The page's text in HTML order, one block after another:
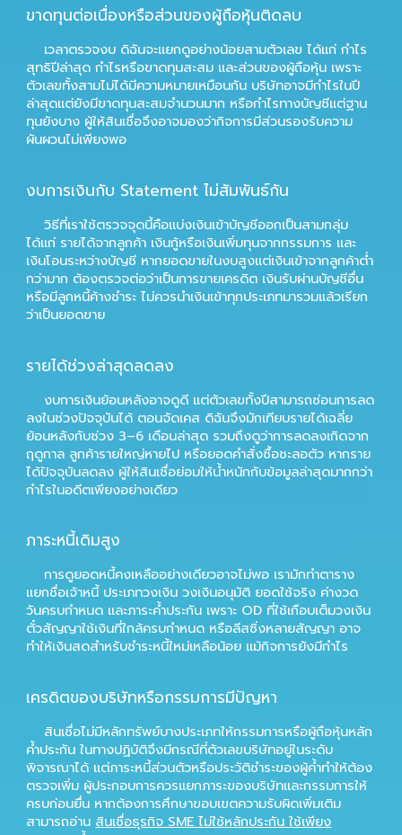
ขาดทุนต่อเนื่องหรือส่วนของผู้ถือหุ้นติดลบ
เวลาตรวจงบ ดิฉันจะแยกดูอย่างน้อยสามตัวเลข ได้แก่ กำไร
สุทธิปีล่าสุด กำไรหรือขาดทุนสะสม และส่วนของผู้ถือหุ้น เพราะ
ตัวเลขทั้งสามไม่ได้มีความหมายเหมือนกัน บริษัทอาจมีกำไรในปี
ล่าสุดแต่ยังมีขาดทุนสะสมจำนวนมาก หรือกำไรทางบัญชีแต่ฐาน
ทุนยังบาง ผู้ให้สินเชื่อจึงอาจมองว่ากิจการมีส่วนรองรับความ
ผันผวนไม่เพียงพอ
งบการเงินกับ Statement ไม่สัมพันธ์กัน
วิธีที่เราใช้ตรวจจุดนี้คือแบ่งเงินเข้าบัญชีออกเป็นสามกลุ่ม
ได้แก่ รายได้จากลูกค้า เงินกู้หรือเงินเพิ่มทุนจากกรรมการ และ
เงินโอนระหว่างบัญชี หากยอดขายในงบสูงแต่เงินเข้าจากลูกค้าต่ำ
กว่ามาก ต้องตรวจต่อว่าเป็นการขายเครดิต เงินรับผ่านบัญชีอื่น
หรือมีลูกหนี้ค้างชำระ ไม่ควรนำเงินเข้าทุกประเภทมารวมแล้วเรียก
ว่าเป็นยอดขาย
รายได้ช่วงล่าสุดลดลง
งบการเงินย้อนหลังอาจดูดี แต่ตัวเลขทั้งปีสามารถซ่อนการลด
ลงในช่วงปัจจุบันได้ ตอนจัดเคส ดิฉันจึงมักเทียบรายได้เฉลี่ย
ย้อนหลังกับช่วง 3–6 เดือนล่าสุด รวมถึงดูว่าการลดลงเกิดจาก
ฤดูกาล ลูกค้ารายใหญ่หายไป หรือยอดคำสั่งซื้อชะลอตัว หากราย
ได้ปัจจุบันลดลง ผู้ให้สินเชื่อย่อมให้น้ำหนักกับข้อมูลล่าสุดมากกว่า
กำไรในอดีตเพียงอย่างเดียว
ภาระหนี้เดิมสูง
การดูยอดหนี้คงเหลืออย่างเดียวอาจไม่พอ เรามักทำตาราง
แยกชื่อเจ้าหนี้ ประเภทวงเงิน วงเงินอนุมัติ ยอดใช้จริง ค่างวด
วันครบกำหนด และภาระค้ำประกัน เพราะ OD ที่ใช้เกือบเต็มวงเงิน
ตั๋วสัญญาใช้เงินที่ใกล้ครบกำหนด หรือลีสซิ่งหลายสัญญา อาจ
ทำให้เงินสดสำหรับชำระหนี้ใหม่เหลือน้อย แม้กิจการยังมีกำไร
เครดิตของบริษัทหรือกรรมการมีปัญหา
สินเชื่อไม่มีหลักทรัพย์บางประเภทให้กรรมการหรือผู้ถือหุ้นหลัก
ค้ำประกัน ในทางปฏิบัติจึงมีกรณีที่ตัวเลขบริษัทอยู่ในระดับ
พิจารณาได้ แต่ภาระหนี้ส่วนตัวหรือประวัติชำระของผู้ค้ำทำให้ต้อง
ตรวจเพิ่ม ผู้ประกอบการควรแยกภาระของบริษัทและกรรมการให้
ครบก่อนยื่น หากต้องการศึกษาขอบเขตความรับผิดเพิ่มเติม
สามารถอ่าน สินเชื่อธุรกิจ SME ไม่ใช้หลักประกัน ใช้เพียง